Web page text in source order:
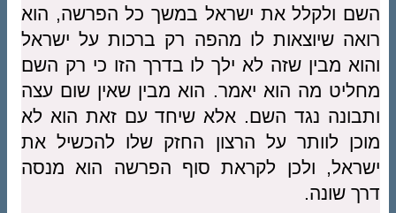
השם ולקלל את ישראל במשך כל הפרשה, הוא
רואה שיוצאות לו מהפה רק ברכות על ישראל
והוא מבין שזה לא ילך לו בדרך הזו כי רק השם
מחליט מה הוא יאמר. הוא מבין שאין שום עצה
ותבונה נגד השם. אלא שיחד עם זאת הוא לא
מוכן לוותר על הרצון החזק שלו להכשיל את
ישראל, ולכן לקראת סוף הפרשה הוא מנסה
דרך שונה.